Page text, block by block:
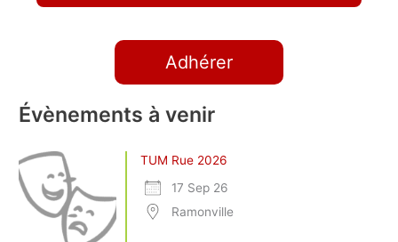
Adhérer
Évènements à venir
TUM Rue 2026
17 Sep 26
Ramonville